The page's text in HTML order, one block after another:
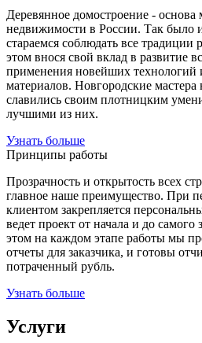
Деревянное домостроение - основа
недвижимости в России. Так было
стараемся соблюдать все традиции
этом внося свой вклад в развитие
применения новейших
материалов. Новгородские
славились своим плотницким
лучшими из них.
Узнать больше
Принципы работы
Прозрачность и открытость всех
главное наше преимущество. При
клиентом закрепляется
ведет проект от начала и до
этом на каждом этапе работы мы
отчеты для заказчика, и готовы
потраченный рубль.
Узнать больше
Услуги